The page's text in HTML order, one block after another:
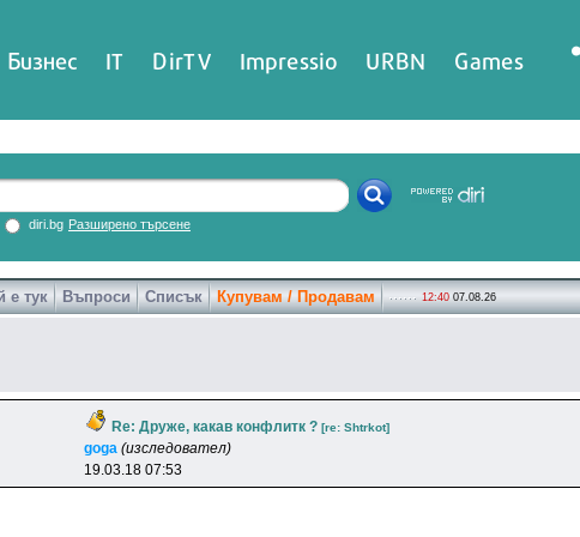
Бизнес IT DirTV Impressio URBN Games
diri.bg Разширено търсене
е тук Въпроси Списък Купувам / Продавам 12:40 07.08.26
Re: Друже, какав конфлитк ? [re: Shtrkot]
goga (изследовател)
19.03.18 07:53